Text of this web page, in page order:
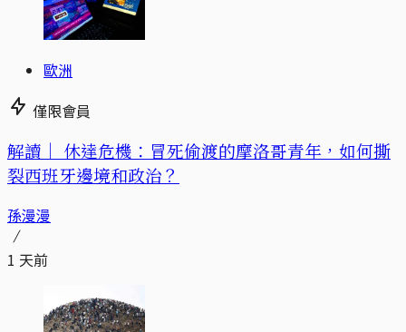
歐洲
僅限會員
解讀｜ 休達危機：冒死偷渡的摩洛哥青年，如何撕
裂西班牙邊境和政治？
孫漫漫
1 天前